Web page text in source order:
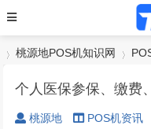
桃源地POS机知识网
›
个人医保参保、缴费
桃源地 POS机资讯